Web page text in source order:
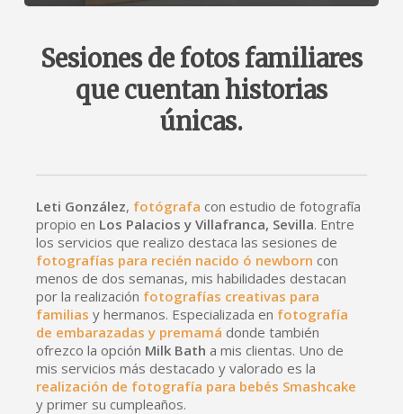
Sesiones de fotos familiares
que cuentan historias
únicas.
Leti González, fotógrafa con estudio de fotografía
propio en Los Palacios y Villafranca, Sevilla. Entre
los servicios que realizo destaca las sesiones de
fotografías para recién nacido ó newborn con
menos de dos semanas, mis habilidades destacan
por la realización fotografías creativas para
familias y hermanos. Especializada en fotografía
de embarazadas y premamá donde también
ofrezco la opción Milk Bath a mis clientas. Uno de
mis servicios más destacado y valorado es la
realización de fotografía para bebés Smashcake
y primer su cumpleaños.